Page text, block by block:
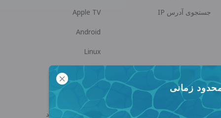
زمانی
جستجوی آدرس IP Apple TV
Android
Linux
مرکز راهنما
panda7x24@gmail.com
همکاری
همکار فروش شوید